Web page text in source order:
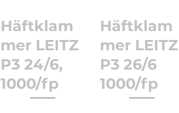
Häftklam
mer LEITZ
P3 24/6,
1000/fp
Häftklam
mer LEITZ
P3 26/6
1000/fp